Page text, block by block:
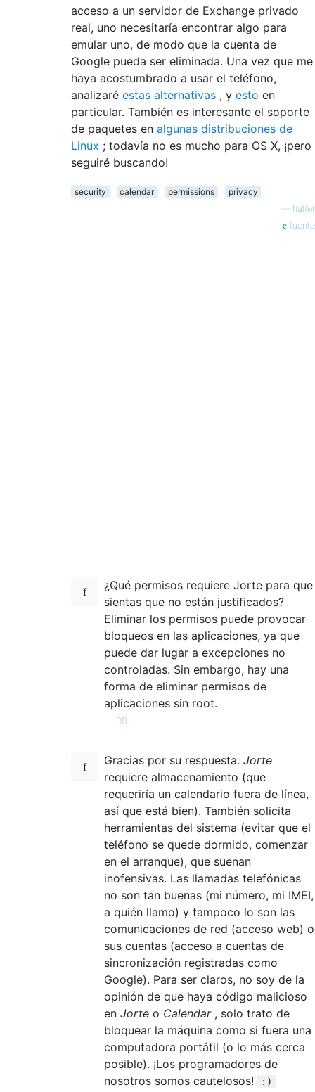
acceso a un servidor de Exchange privado
real, uno necesitaría encontrar algo para
emular uno, de modo que la cuenta de
Google pueda ser eliminada. Una vez que me
haya acostumbrado a usar el teléfono,
analizaré estas alternativas , y esto en
particular. También es interesante el soporte
de paquetes en algunas distribuciones de
Linux ; todavía no es mucho para OS X, ¡pero
seguiré buscando!
security calendar permissions
privacy
halfer
fuente
¿Qué permisos requiere Jorte para que
sientas que no están justificados?
Eliminar los permisos puede provocar
bloqueos en las aplicaciones, ya que
puede dar lugar a excepciones no
controladas. Sin embargo, hay una
forma de eliminar permisos de
aplicaciones sin root.
— RR
Gracias por su respuesta. Jorte
requiere almacenamiento (que
requeriría un calendario fuera de línea,
así que está bien). También solicita
herramientas del sistema (evitar que el
teléfono se quede dormido, comenzar
en el arranque), que suenan
inofensivas. Las llamadas telefónicas
no son tan buenas (mi número, mi IMEI,
a quién llamo) y tampoco lo son las
comunicaciones de red (acceso web) o
sus cuentas (acceso a cuentas de
sincronización registradas como
Google). Para ser claros, no soy de la
opinión de que haya código malicioso
en Jorte o Calendar, solo trato de
bloquear la máquina como si fuera una
computadora portátil (o lo más cerca
posible). ¡Los programadores de
nosotros somos cautelosos!
:)